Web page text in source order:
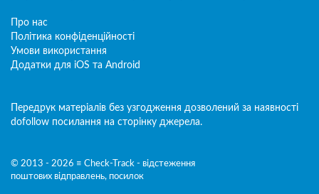
Про нас
Політика конфіденційності
Умови використання
Додатки для iOS та Android
Передрук матеріалів без узгодження дозволений за наявності
dofollow посилання на сторінку джерела.
© 2013 - 2026 ≡ Check-Track - відстеження
поштових відправлень, посилок